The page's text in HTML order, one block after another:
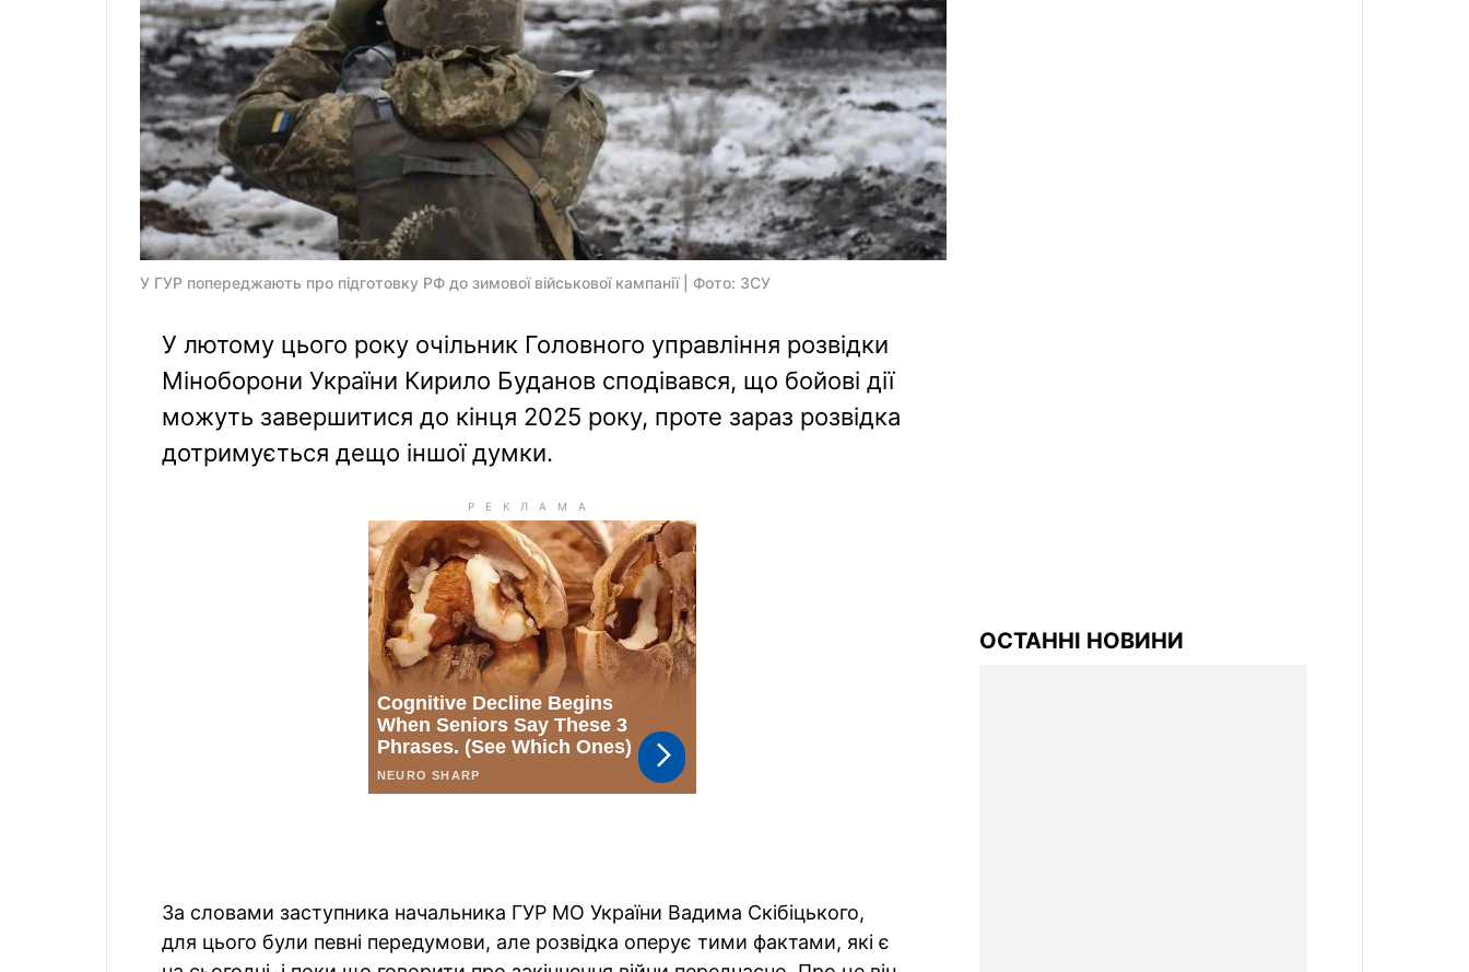
У ГУР попереджають про підготовку РФ до зимової військової кампанії | Фото: ЗСУ
У лютому цього року очільник Головного управління розвідки
Міноборони України Кирило Буданов сподівався, що бойові дії
можуть завершитися до кінця 2025 року, проте зараз розвідка
дотримується дещо іншої думки.
За словами заступника начальника ГУР МО України Вадима Скібіцького,
для цього були певні передумови, але розвідка оперує тими фактами, які є
ОСТАННІ НОВИНИ